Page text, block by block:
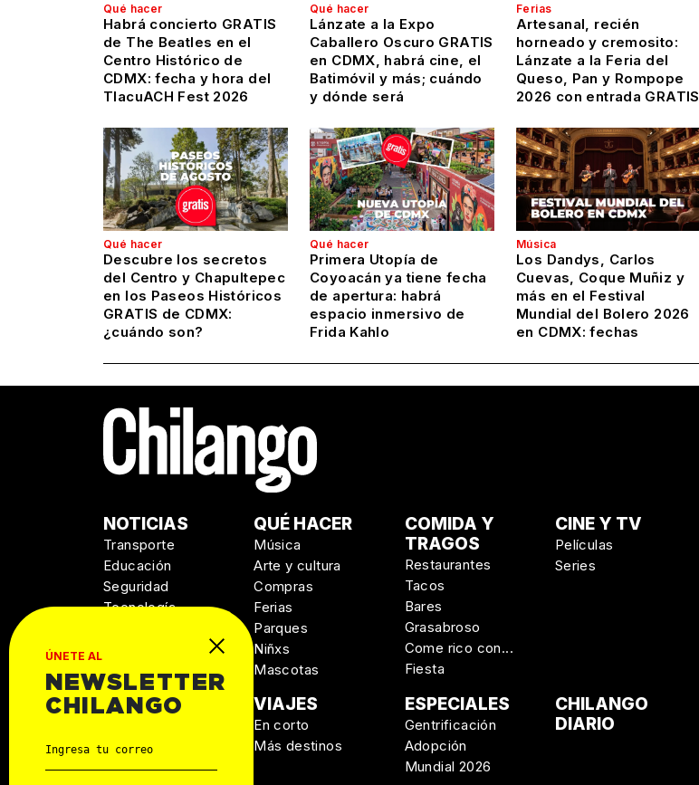
ÚNETE AL
NEWSLETTER
CHILANGO
Qué hacer
Habrá concierto GRATIS
de The Beatles en el
Centro Histórico de
CDMX: fecha y hora del
TlacuACH Fest 2026
Qué hacer
Lánzate a la Expo
Caballero Oscuro GRATIS
en CDMX, habrá cine, el
Batimóvil y más; cuándo
y dónde será
Ferias
Artesanal, recién
horneado y cremosito:
Lánzate a la Feria del
Queso, Pan y Rompope
2026 con entrada GRATIS
Qué hacer
Descubre los secretos
del Centro y Chapultepec
en los Paseos Históricos
GRATIS de CDMX:
¿cuándo son?
Qué hacer
Primera Utopía de
Coyoacán ya tiene fecha
de apertura: habrá
espacio inmersivo de
Frida Kahlo
Música
Los Dandys, Carlos
Cuevas, Coque Muñiz y
más en el Festival
Mundial del Bolero 2026
en CDMX: fechas
NOTICIAS
Transporte
Educación
Seguridad
Tecnología
QUÉ HACER
Música
Arte y cultura
Compras
Ferias
Parques
Niñxs
Mascotas
COMIDA Y
TRAGOS
Restaurantes
Tacos
Bares
Grasabroso
Come rico con...
Fiesta
CINE Y TV
Películas
Series
MANUAL DE
Personal
Autos
VIAJES
En corto
Más destinos
ESPECIALES
Gentrificación
Adopción
Mundial 2026
CHILANGO
DIARIO